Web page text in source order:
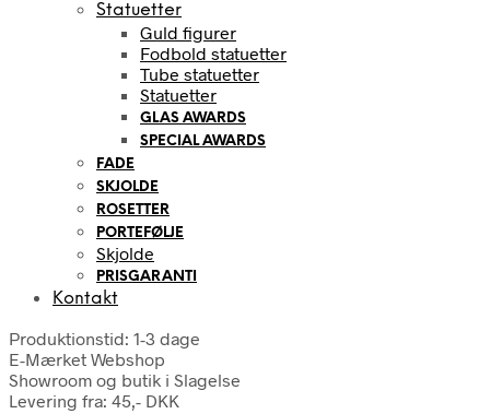
Statuetter
Guld figurer
Fodbold statuetter
Tube statuetter
Statuetter
GLAS AWARDS
SPECIAL AWARDS
FADE
SKJOLDE
ROSETTER
PORTEFØLJE
Skjolde
PRISGARANTI
Kontakt
Produktionstid: 1-3 dage
E-Mærket Webshop
Showroom og butik i Slagelse
Levering fra: 45,- DKK